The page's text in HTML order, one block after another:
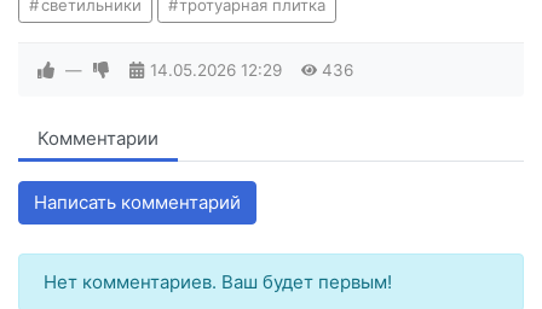
светильники тротуарная плитка
— 14.05.2026 12:29 436
Комментарии
Написать комментарий
Нет комментариев. Ваш будет первым!